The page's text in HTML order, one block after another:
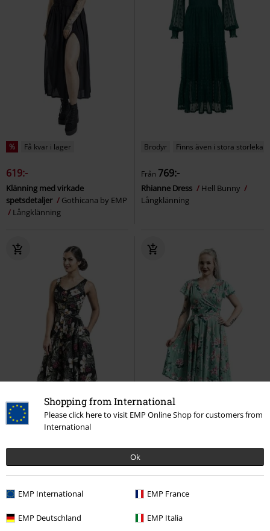
Shopping from International
Please click here to visit EMP Online Shop for customers from
International
Ok
EMP International EMP France
EMP Deutschland EMP Italia
% Få kvar i lager
619:-
Klänning med virkade
spetsdetaljer
Gothicana by EMP
Långklänning
Brodyr Finns även i stora storlekar
Från 769:-
Rhianne Dress
Hell Bunny
Långklänning
Tahiti 50's Dress
Hell Bunny
Midori Dress